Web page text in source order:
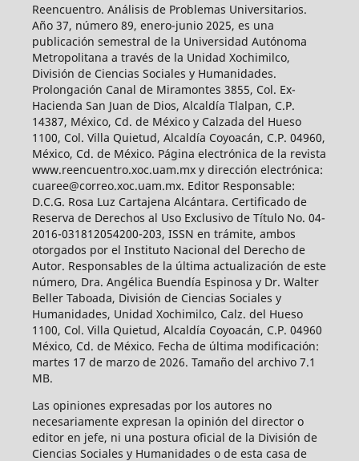
Reencuentro. Análisis de Problemas Universitarios.
Año 37, número 89, enero-junio 2025, es una
publicación semestral de la Universidad Autónoma
Metropolitana a través de la Unidad Xochimilco,
División de Ciencias Sociales y Humanidades.
Prolongación Canal de Miramontes 3855, Col. Ex-
Hacienda San Juan de Dios, Alcaldía Tlalpan, C.P.
14387, México, Cd. de México y Calzada del Hueso
1100, Col. Villa Quietud, Alcaldía Coyoacán, C.P. 04960,
México, Cd. de México. Página electrónica de la revista
www.reencuentro.xoc.uam.mx y dirección electrónica:
cuaree@correo.xoc.uam.mx. Editor Responsable:
D.C.G. Rosa Luz Cartajena Alcántara. Certificado de
Reserva de Derechos al Uso Exclusivo de Título No. 04-
2016-031812054200-203, ISSN en trámite, ambos
otorgados por el Instituto Nacional del Derecho de
Autor. Responsables de la última actualización de este
número, Dra. Angélica Buendía Espinosa y Dr. Walter
Beller Taboada, División de Ciencias Sociales y
Humanidades, Unidad Xochimilco, Calz. del Hueso
1100, Col. Villa Quietud, Alcaldía Coyoacán, C.P. 04960
México, Cd. de México. Fecha de última modificación:
martes 17 de marzo de 2026. Tamaño del archivo 7.1
MB.
Las opiniones expresadas por los autores no
necesariamente expresan la opinión del director o
editor en jefe, ni una postura oficial de la División de
Ciencias Sociales y Humanidades o de esta casa de